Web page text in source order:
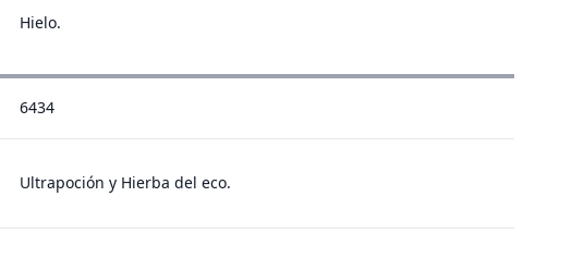
Hielo.
6434
Ultrapoción y Hierba del eco.